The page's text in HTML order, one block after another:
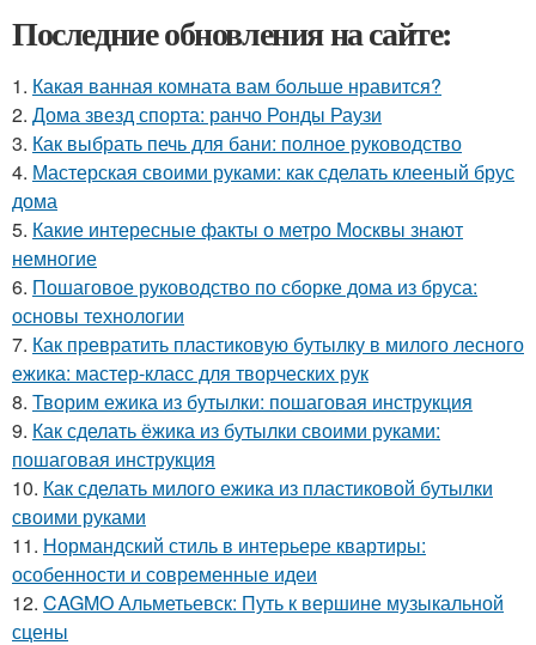
Последние обновления на сайте:
1. Какая ванная комната вам больше нравится?
2. Дома звезд спорта: ранчо Ронды Раузи
3. Как выбрать печь для бани: полное руководство
4. Мастерская своими руками: как сделать клееный брус
дома
5. Какие интересные факты о метро Москвы знают
немногие
6. Пошаговое руководство по сборке дома из бруса:
основы технологии
7. Как превратить пластиковую бутылку в милого лесного
ежика: мастер-класс для творческих рук
8. Творим ежика из бутылки: пошаговая инструкция
9. Как сделать ёжика из бутылки своими руками:
пошаговая инструкция
10. Как сделать милого ежика из пластиковой бутылки
своими руками
11. Нормандский стиль в интерьере квартиры:
особенности и современные идеи
12. CAGMO Альметьевск: Путь к вершине музыкальной
сцены